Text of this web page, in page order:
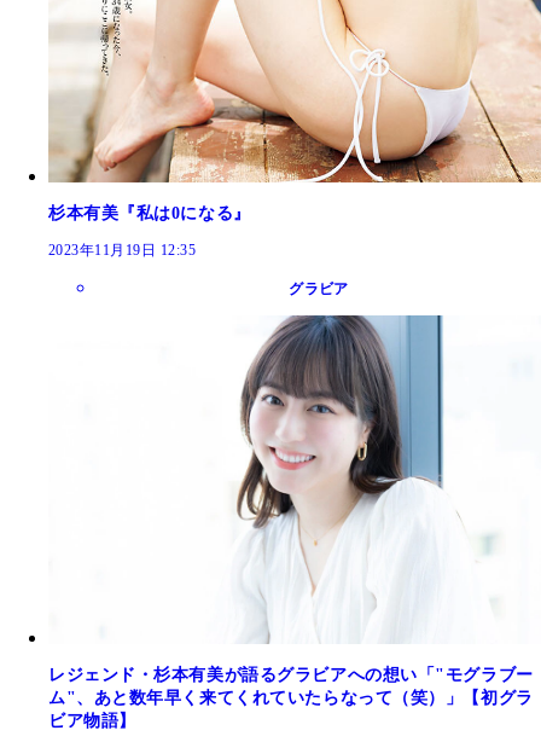
杉本有美『私は0になる』
2023年11月19日 12:35
グラビア
レジェンド・杉本有美が語るグラビアへの想い「"モグラブー
ム"、あと数年早く来てくれていたらなって（笑）」【初グラ
ビア物語】